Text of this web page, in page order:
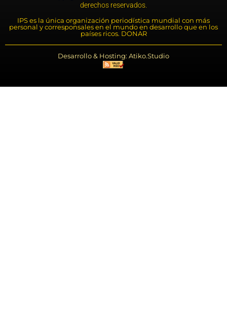
derechos reservados.
IPS es la única organización periodística mundial con más
personal y corresponsales en el mundo en desarrollo que en los
países ricos. DONAR
Desarrollo & Hosting: Atiko.Studio